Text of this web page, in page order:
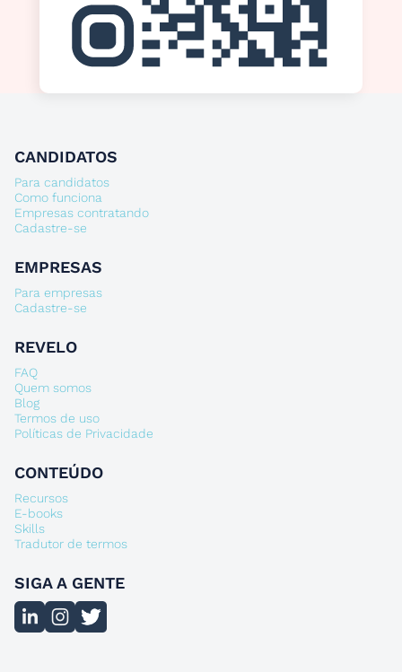
CANDIDATOS
Para candidatos
Como funciona
Empresas contratando
Cadastre-se
EMPRESAS
Para empresas
Cadastre-se
REVELO
FAQ
Quem somos
Blog
Termos de uso
Políticas de Privacidade
CONTEÚDO
Recursos
E-books
Skills
Tradutor de termos
SIGA A GENTE